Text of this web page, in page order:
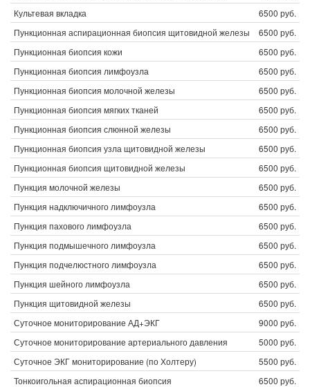
Культевая вкладка
6500 руб.
Пункционная аспирационная биопсия щитовидной железы
6500 руб.
Пункционная биопсия кожи
6500 руб.
Пункционная биопсия лимфоузла
6500 руб.
Пункционная биопсия молочной железы
6500 руб.
Пункционная биопсия мягких тканей
6500 руб.
Пункционная биопсия слюнной железы
6500 руб.
Пункционная биопсия узла щитовидной железы
6500 руб.
Пункционная биопсия щитовидной железы
6500 руб.
Пункция молочной железы
6500 руб.
Пункция надключичного лимфоузла
6500 руб.
Пункция пахового лимфоузла
6500 руб.
Пункция подмышечного лимфоузла
6500 руб.
Пункция подчелюстного лимфоузла
6500 руб.
Пункция шейного лимфоузла
6500 руб.
Пункция щитовидной железы
6500 руб.
Суточное мониторирование АД+ЭКГ
9000 руб.
Суточное мониторирование артериального давления
5000 руб.
Суточное ЭКГ мониторирование (по Холтеру)
5500 руб.
Тонкоигольная аспирационная биопсия
6500 руб.